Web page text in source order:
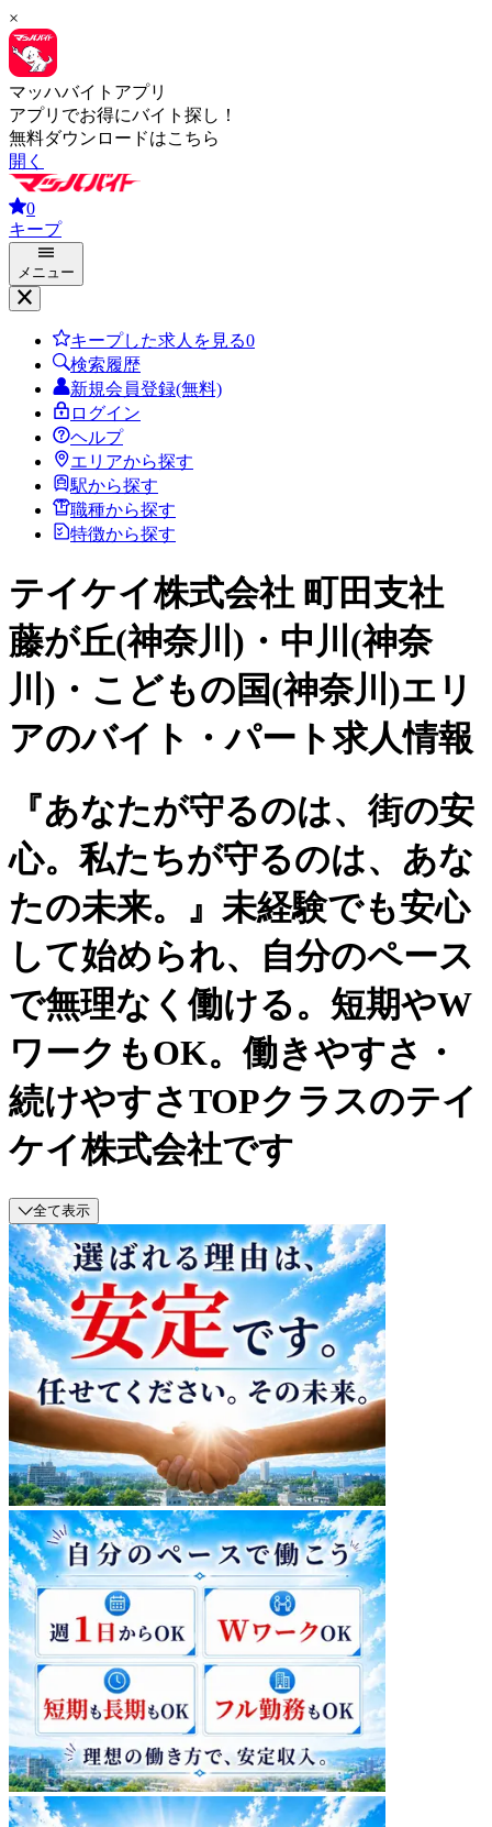
×
マッハバイトアプリ
アプリでお得にバイト探し！
無料ダウンロードはこちら
開く
0
キープ
メニュー
キープした求人を見る0
検索履歴
新規会員登録(無料)
ログイン
ヘルプ
エリアから探す
駅から探す
職種から探す
特徴から探す
テイケイ株式会社 町田支社
藤が丘(神奈川)・中川(神奈
川)・こどもの国(神奈川)エリ
アのバイト・パート求人情報
『あなたが守るのは、街の安
心。私たちが守るのは、あな
たの未来。』未経験でも安心
して始められ、自分のペース
で無理なく働ける。短期やW
ワークもOK。働きやすさ・
続けやすさTOPクラスのテイ
ケイ株式会社です
全て表示